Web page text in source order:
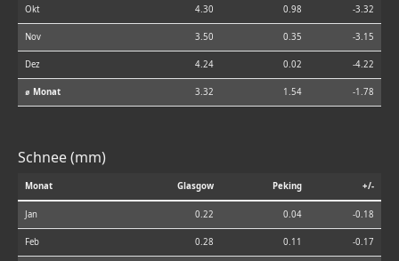
Okt 4.30 0.98 -3.32
Nov 3.50 0.35 -3.15
Dez 4.24 0.02 -4.22
⌀ Monat 3.32 1.54 -1.78
Schnee (mm)
Monat Glasgow Peking +/-
Jan 0.22 0.04 -0.18
Feb 0.28 0.11 -0.17